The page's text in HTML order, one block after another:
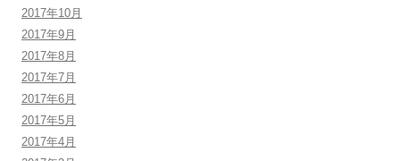
2017年10月
2017年9月
2017年8月
2017年7月
2017年6月
2017年5月
2017年4月